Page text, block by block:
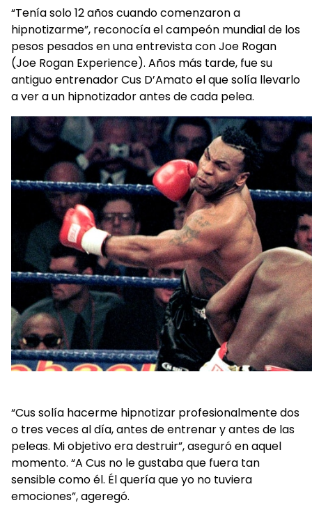
“Tenía solo 12 años cuando comenzaron a
hipnotizarme”, reconocía el campeón mundial de los
pesos pesados en una entrevista con Joe Rogan
(Joe Rogan Experience). Años más tarde, fue su
antiguo entrenador Cus D’Amato el que solía llevarlo
a ver a un hipnotizador antes de cada pelea.
“Cus solía hacerme hipnotizar profesionalmente dos
o tres veces al día, antes de entrenar y antes de las
peleas. Mi objetivo era destruir”, aseguró en aquel
momento. “A Cus no le gustaba que fuera tan
sensible como él. Él quería que yo no tuviera
emociones”, ageregó.